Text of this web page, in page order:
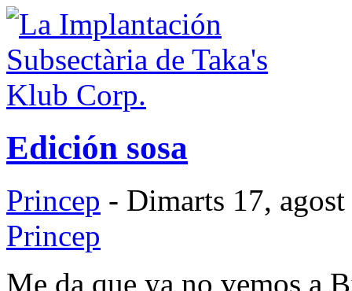
Edición sosa
Princep - Dimarts 17,
Princep
Me da que ya no vemos a